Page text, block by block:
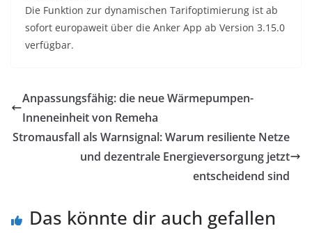
Die Funktion zur dynamischen Tarifoptimierung ist ab
sofort europaweit über die Anker App ab Version 3.15.0
verfügbar.
Anpassungsfähig: die neue Wärmepumpen-
Inneneinheit von Remeha
Stromausfall als Warnsignal: Warum resiliente Netze
und dezentrale Energieversorgung jetzt
entscheidend sind
Das könnte dir auch gefallen